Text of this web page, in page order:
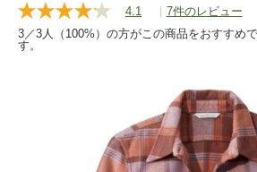
4.1
レ
ビ
む.
同
じ
ペ
ー
| 7件のレビュー
3／3人（100%）の方がこの商品をおすすめ
す。